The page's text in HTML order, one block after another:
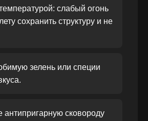
слабый огонь
сохранить структуру и не
зелень или специи
антипригарную сковороду